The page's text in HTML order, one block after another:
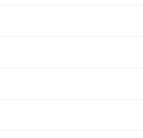
способ разбавить обычный день